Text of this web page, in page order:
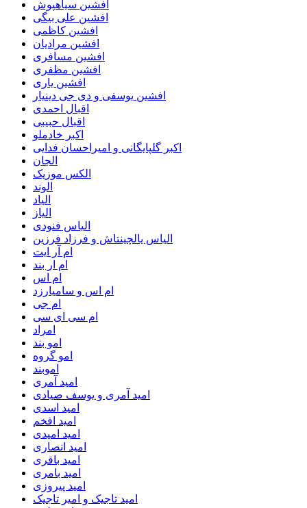
افشین سیاهپوش
افشین علی بیگی
افشین کاظمی
افشین مرادیان
افشین مسافری
افشین مظفری
افشین یاری
افشین یوسفی و دی جی دینیار
اقبال احمدی
اقبال حبیبی
اکبر خادملو
اکبر گلپایگانی و امیراحسان فدایی
الجان
الکس موزیک
الوند
الیاد
الیاز
الیاس فنودی
الیاس یالچینتاش و فرزاد فرزین
ام آر ایت
ام‌ ار بند
ام اس
ام اس و سامیارزد
ام جی
ام سی ای سی
امراد
امو بند
امو گروه
اموبند
امید آمری
امید آمری و یوسف صیادی
امید اسدی
امید افخم
امید امیدی
امید انصاری
امید باقری
امید بامری
امید پیروزی
امید تاجیک و امیر تاجیک